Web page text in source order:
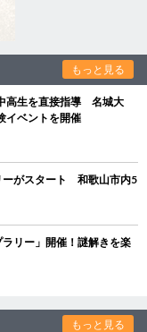
もっと見る
高生を直接指導 名城大
イベントを開催
ーがスタート 和歌山市内5
リー」開催！謎解きを楽
もっと見る